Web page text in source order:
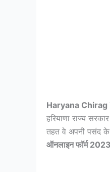
Haryana
हरियाणा राज्य
तहत वे अपनी पसंद के
ऑनलाइन फॉर्म